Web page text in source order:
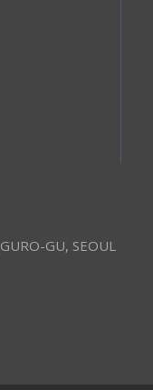
GU, SEOUL